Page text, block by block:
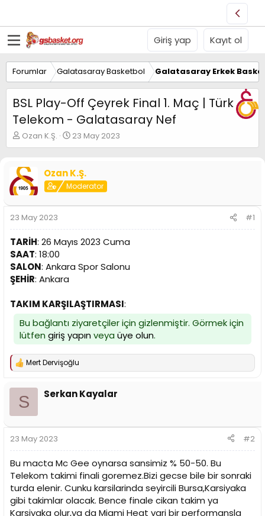
Giriş yap Kayıt ol
Forumlar Galatasaray Basketbol Galatasaray Erkek
BSL Play-Off Çeyrek Final 1. Maç | Türk
Telekom - Galatasaray Nef
K
o
u
y
u
a
ş
l
a
t
a
n
Ozan K.Ş.
B
a
l
a
n
ı
t
a
i
h
23 May 2023
Ozan K.Ş.
Moderator
23 May 2023 #1
TARİH: 26 Mayıs 2023 Cuma
SAAT: 18:00
SALON: Ankara Spor Salonu
ŞEHİR: Ankara
TAKIM KARŞILAŞTIRMASI:
Bu bağlantı ziyaretçiler için gizlenmiştir. Görmek için
lütfen giriş yapınveya üye olun.
T
p
l
:
Mert Dervişoğlu
S Serkan Kayalar
23 May 2023 #2
Bu macta Mc Gee oynarsa sansimiz % 50-50. Bu
Telekom takimi finali goremez.Bizi gecse bile bir sonraki
turda elenir. Cunku karsilarinda seyircili Bursa,Karsiyaka
gibi takimlar olacak. Bence finale cikan takim ya
Karsiyaka olur,ya da Miami Heat vari bir performansla